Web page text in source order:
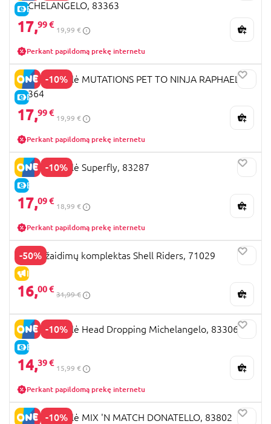
E-KAINA
MICHELANGELO, 83363
17,99 €
19,99 €
Perkant papildomą prekę internetu
-10%
E-KAINA
TMNT figūrėlė MUTATIONS PET TO NINJA RAPHAEL,
83364
17,99 €
19,99 €
Perkant papildomą prekę internetu
-10%
E-KAINA
TMNT figūrėlė Superfly, 83287
17,09 €
18,99 €
Perkant papildomą prekę internetu
-50%
IŠPARDAVIMAS
TMNT žaidimų komplektas Shell Riders, 71029
16,00 €
31,99 €
-10%
E-KAINA
TMNT figūrėlė Head Dropping Michelangelo, 83306
14,39 €
15,99 €
Perkant papildomą prekę internetu
-10%
TMNT figūrėlė MIX 'N MATCH DONATELLO, 83802